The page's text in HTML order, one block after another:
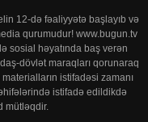
12-də fəaliyyətə başlayıb və
qurumudur! www.bugun.tv
sosial həyatında baş verən
dövlət maraqları qorunaraq
materialların istifadəsi zamanı
istifadə edildikdə
mütləqdir.